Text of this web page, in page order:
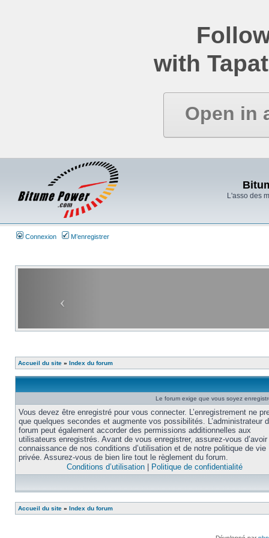
with
Open in
L'asso des
Connexion M’enregistrer
Accueil du site » Index du forum
Le forum exige que vous soyez
Vous devez être enregistré pour vous connecter. L’enregistrement ne
que quelques secondes et augmente vos possibilités. L’administrateur
forum peut également accorder des permissions additionnelles aux
utilisateurs enregistrés. Avant de vous enregistrer, assurez-vous
connaissance de nos conditions d’utilisation et de notre politique de vie
privée. Assurez-vous de bien lire tout le règlement du forum.
Conditions d’utilisation
Politique de confidentialité
Accueil du site » Index du forum